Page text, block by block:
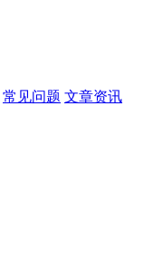
常见问题 文章资讯